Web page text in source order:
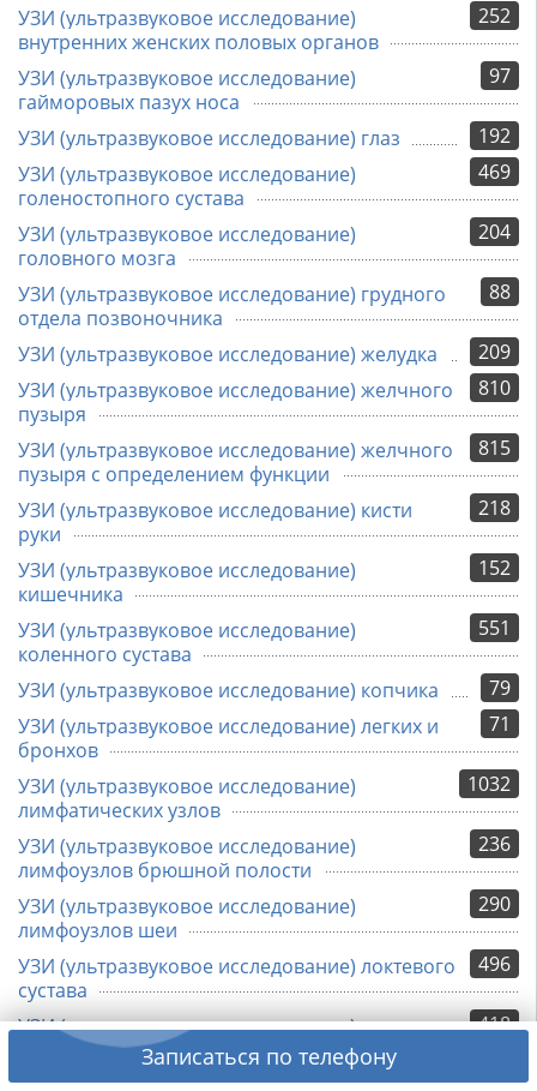
252
УЗИ (ультразвуковое исследование)
внутренних женских половых органов
97
УЗИ (ультразвуковое исследование)
гайморовых пазух носа
192
УЗИ (ультразвуковое исследование) глаз
469
УЗИ (ультразвуковое исследование)
голеностопного сустава
204
УЗИ (ультразвуковое исследование)
головного мозга
88
УЗИ (ультразвуковое исследование) грудного
отдела позвоночника
209
УЗИ (ультразвуковое исследование) желудка
810
УЗИ (ультразвуковое исследование) желчного
пузыря
815
УЗИ (ультразвуковое исследование) желчного
пузыря с определением функции
218
УЗИ (ультразвуковое исследование) кисти
руки
152
УЗИ (ультразвуковое исследование)
кишечника
551
УЗИ (ультразвуковое исследование)
коленного сустава
79
УЗИ (ультразвуковое исследование) копчика
71
УЗИ (ультразвуковое исследование) легких и
бронхов
1032
УЗИ (ультразвуковое исследование)
лимфатических узлов
236
УЗИ (ультразвуковое исследование)
лимфоузлов брюшной полости
290
УЗИ (ультразвуковое исследование)
лимфоузлов шеи
496
УЗИ (ультразвуковое исследование) локтевого
сустава
418
УЗИ (ультразвуковое исследование)
лучезапястного сустава
686
Записаться по телефону